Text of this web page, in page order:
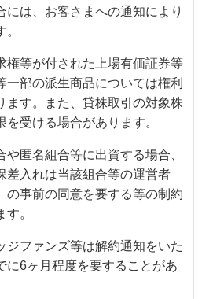
には、お客さまへの通知により
権等が付された上場有価証券等
一部の派生商品については権利
ます。また、貸株取引の対象株
受ける場合があります。
匿名組合等に出資する場合、
差入れは当該組合等の運営者
の事前の同意を要する等の制約
。
ジファンズ等は解約通知をいた
に6ヶ月程度を要することがあ